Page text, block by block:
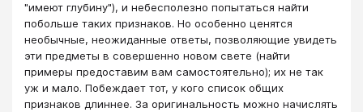
"имеют глубину"), и небесполезно попытаться найти
побольше таких признаков. Но особенно ценятся
необычные, неожиданные ответы, позволяющие увидеть
эти предметы в совершенно новом свете (найти
примеры предоставим вам самостоятельно); их не так
уж и мало. Побеждает тот, у кого список общих
признаков длиннее. За оригинальность можно начислять